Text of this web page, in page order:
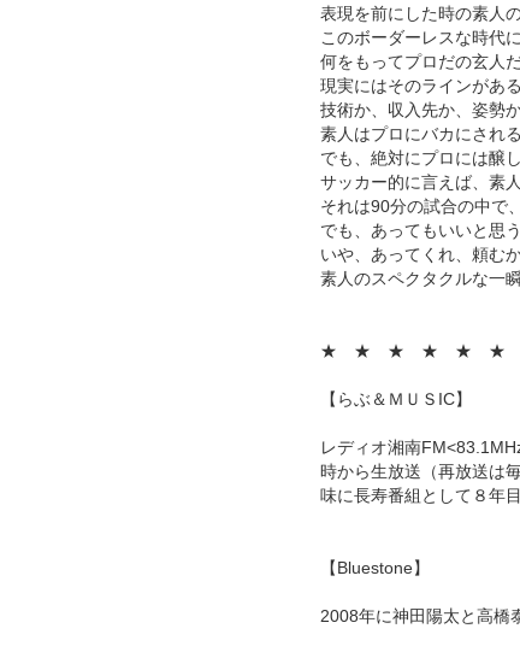
表現を前にした時の素人
このボーダーレスな時代に
何をもってプロだの玄人
現実にはそのラインがある
技術か、収入先か、姿勢
素人はプロにバカにされ
でも、絶対にプロには醸
サッカー的に言えば、素
それは90分の試合の中で
でも、あってもいいと思う
いや、あってくれ、頼む
素人のスペクタクルな一瞬
★ ★ ★ ★ ★ ★
【らぶ＆ＭＵＳIC】
レディオ湘南
時から生放送（再放送は
味に長寿番組として８年
【Bluestone】
2008年に神田陽太と高橋